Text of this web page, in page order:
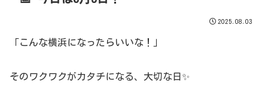
2025.08.03
「こんな横浜になったらいいな！」
そのワクワクがカタチになる、大切な日✨